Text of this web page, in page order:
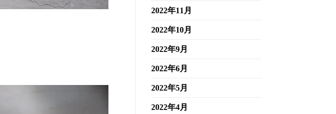
2022年11月
2022年10月
2022年9月
2022年6月
2022年5月
2022年4月